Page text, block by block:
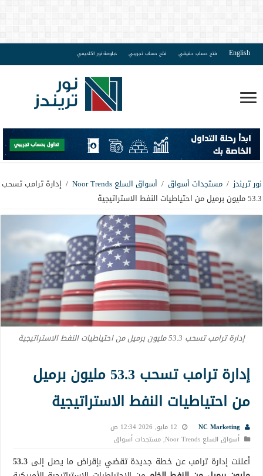
English فتح حساب حقيقي فتح حساب تجريبي دبلومة نور اكاديمي
نور تريندز / مستجدات أسواق / أسواق السلع Noor Trends / إدارة ترامب تسحب
53.3 مليون برميل من احتياطيات النفط الاستراتيجية
إدارة ترامب تسحب 53.3 مليون برميل من احتياطيات النفط الاستراتيجية
إدارة ترامب تسحب 53.3 مليون برميل
من احتياطيات النفط الاستراتيجية
NC Marketing
12 مايو, 2026 12:34 ص
أسواق السلع Noor Trends
,مستجدات أسواق
أعلنت إدارة ترامب عن خطة جديدة تقضي بإقراض ما يصل إلى 53.3